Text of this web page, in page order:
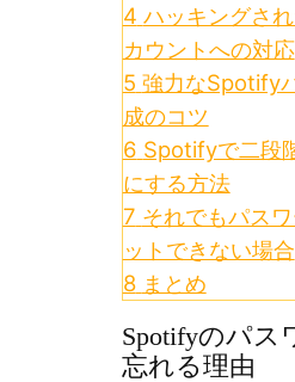
4 ハッキングさ
カウントへの対応
5 強力なSpotify
成のコツ
6 Spotifyで二段
にする方法
7 それでもパス
ットできない場合
8 まとめ
Spotifyのパス
忘れる理由